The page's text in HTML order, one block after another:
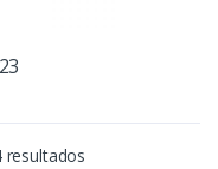
resultados